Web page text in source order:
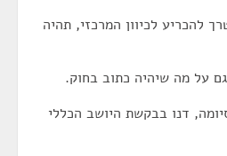
להכריע לכיוון המרכזי, תהיה
על מה שיהיה כתוב בחוק.
דנו בבקשת היושב הכללי